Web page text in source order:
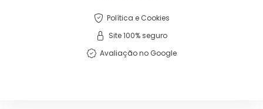
Política e Cookies
Site 100% seguro
Avaliação no Google